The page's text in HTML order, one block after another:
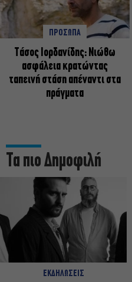
ΠΡΟΣΩΠΑ
Tάσος Ιορδανίδης: Νιώθω
ασφάλεια κρατώντας
ταπεινή στάση απέναντι στα
πράγματα
Τα πιο Δημοφιλή
ΕΚΔΗΛΩΣΕΙΣ